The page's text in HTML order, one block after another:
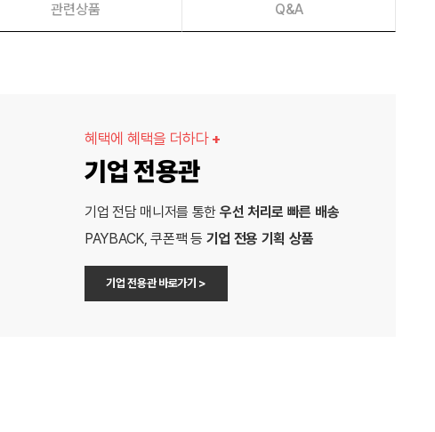
관련상품 Q&A
혜택에 혜택을 더하다 +
기업 전용관
기업 전담 매니저를 통한 우선 처리로 빠른 배송
PAYBACK, 쿠폰팩 등 기업 전용 기획 상품
기업 전용관 바로가기 >